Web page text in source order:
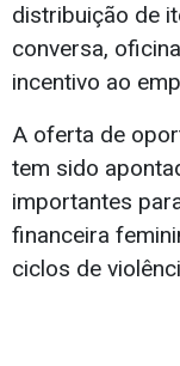
distribuição de
conversa,
incentivo ao
A oferta de
tem sido
importantes
financeira
ciclos de